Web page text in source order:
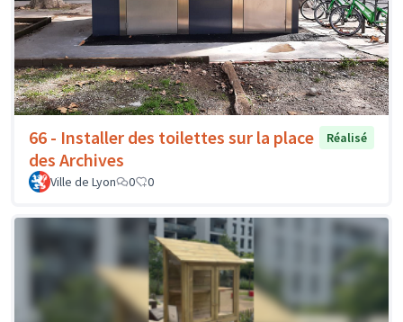
66 - Installer des toilettes sur la place
des Archives
Réalisé
Ville de Lyon 0 0